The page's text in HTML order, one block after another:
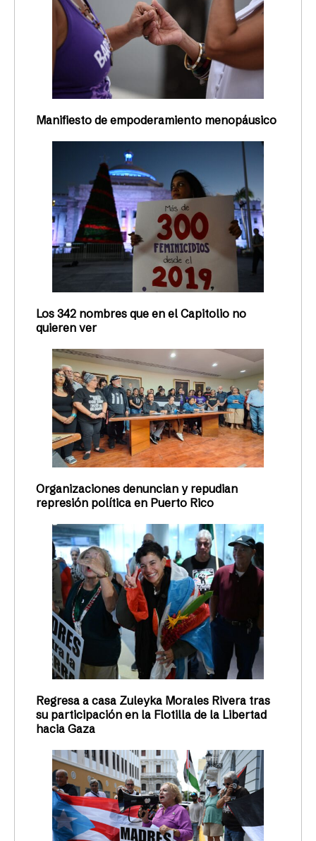
Manifiesto de empoderamiento menopáusico
Los 342 nombres que en el Capitolio no
quieren ver
Organizaciones denuncian y repudian
represión política en Puerto Rico
Regresa a casa Zuleyka Morales Rivera tras
su participación en la Flotilla de la Libertad
hacia Gaza